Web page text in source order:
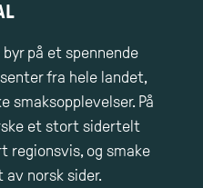
på et spennende
fra hele landet,
smaksopplevelser. På
et stort sidertelt
regionsvis, og smake
norsk sider.